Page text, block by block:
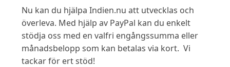
Nu kan du hjälpa Indien.nu att utvecklas och
överleva. Med hjälp av PayPal kan du enkelt
stödja oss med en valfri engångssumma eller
månadsbelopp som kan betalas via kort. Vi
tackar för ert stöd!